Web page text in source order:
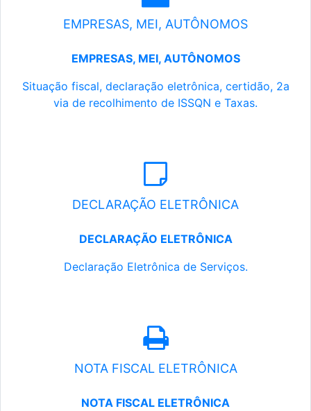
EMPRESAS, MEI, AUTÔNOMOS
EMPRESAS, MEI, AUTÔNOMOS
Situação fiscal, declaração eletrônica, certidão, 2a
via de recolhimento de ISSQN e Taxas.
DECLARAÇÃO ELETRÔNICA
DECLARAÇÃO ELETRÔNICA
Declaração Eletrônica de Serviços.
NOTA FISCAL ELETRÔNICA
NOTA FISCAL ELETRÔNICA